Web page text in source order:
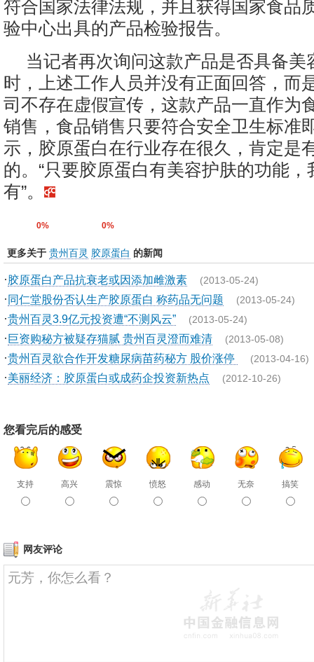
符合国家法律法规，并且获得国家食品
验中心出具的产品检验报告。
当记者再次询问这款产品是否具备美
时，上述工作人员并没有正面回答，而
司不存在虚假宣传，这款产品一直作为
销售，食品销售只要符合安全卫生标准
示，胶原蛋白在行业存在很久，肯定是
的。“只要胶原蛋白有美容护肤的功能
有”。
0% 0%
更多关于 贵州百灵 胶原蛋白 的新闻
·胶原蛋白产品抗衰老或因添加雌激素 (2013-05-24)
·同仁堂股份否认生产胶原蛋白 称药品无问题 (2013-05-24)
·贵州百灵3.9亿元投资遭“不测风云” (2013-05-24)
·巨资购秘方被疑存猫腻 贵州百灵澄而难清 (2013-05-08)
·贵州百灵欲合作开发糖尿病苗药秘方 股价涨停 (2013-04-16)
·美丽经济：胶原蛋白或成药企投资新热点 (2012-10-26)
您看完后的感受
支持 高兴 震惊 愤怒 感动 无奈 搞笑
网友评论